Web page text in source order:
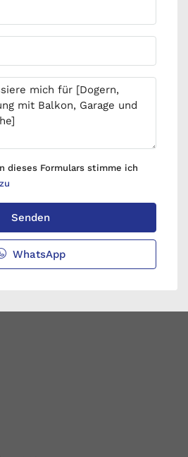
dieses Formulars stimme ich
Senden
WhatsApp